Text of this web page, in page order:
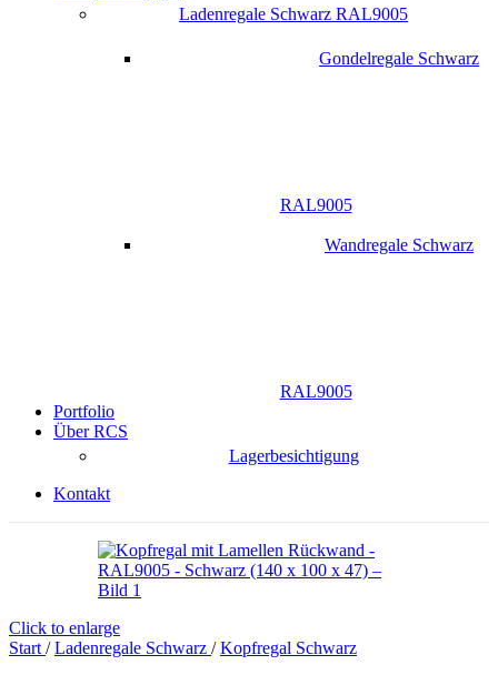
Ladenregale Schwarz RAL9005
Gondelregale Schwarz
RAL9005
Wandregale Schwarz
RAL9005
Portfolio
Über RCS
Lagerbesichtigung
Kontakt
Click to enlarge
Start / Ladenregale Schwarz / Kopfregal Schwarz